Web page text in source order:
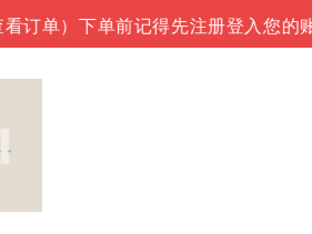
）下单前记得先注册登入您的账号